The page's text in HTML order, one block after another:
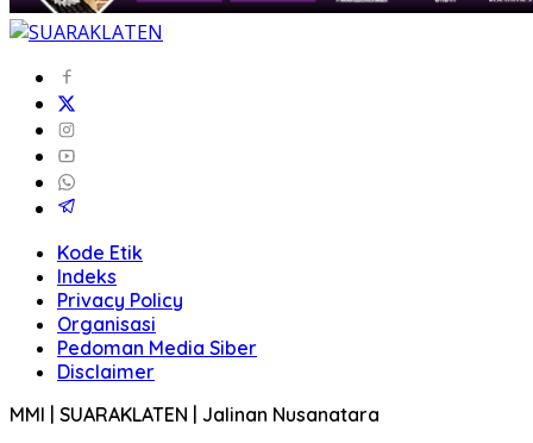
Kode Etik
Indeks
Privacy Policy
Organisasi
Pedoman Media Siber
Disclaimer
MMI | SUARAKLATEN | Jalinan Nusanatara